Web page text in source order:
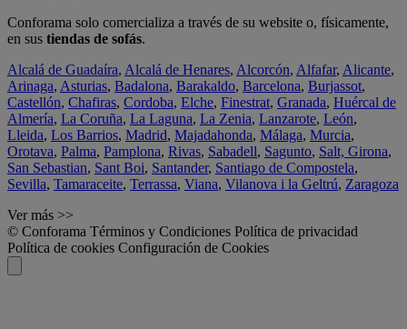
Conforama solo comercializa a través de su website o, físicamente,
en sus tiendas de sofás.
Alcalá de Guadaíra, Alcalá de Henares, Alcorcón, Alfafar, Alicante,
Arinaga, Asturias, Badalona, Barakaldo, Barcelona, Burjassot,
Castellón, Chafiras, Cordoba, Elche, Finestrat, Granada, Huércal de
Almería, La Coruña, La Laguna, La Zenia, Lanzarote, León,
Lleida, Los Barrios, Madrid, Majadahonda, Málaga, Murcia,
Orotava, Palma, Pamplona, Rivas, Sabadell, Sagunto, Salt, Girona,
San Sebastian, Sant Boi, Santander, Santiago de Compostela,
Sevilla, Tamaraceite, Terrassa, Viana, Vilanova i la Geltrú, Zaragoza
Ver más >>
© Conforama Términos y Condiciones Política de privacidad
Política de cookies Configuración de Cookies